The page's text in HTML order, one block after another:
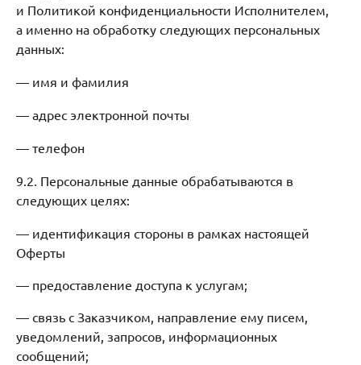
и Политикой конфиденциальности Исполнителем,
а именно на обработку следующих персональных
данных:
— имя и фамилия
— адрес электронной почты
— телефон
9.2. Персональные данные обрабатываются в
следующих целях:
— идентификация стороны в рамках настоящей
Оферты
— предоставление доступа к услугам;
— связь с Заказчиком, направление ему писем,
уведомлений, запросов, информационных
сообщений;